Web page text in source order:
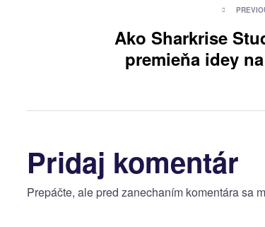
článku
Ako Sharkrise
premieňa idey
Pridaj komentár
Prepáčte, ale pred zanechaním komentára sa